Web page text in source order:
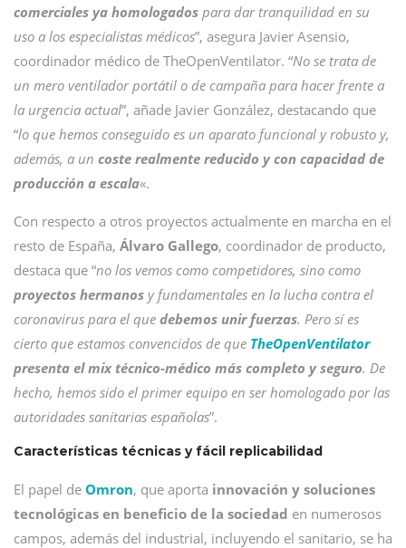
comerciales ya homologados para dar tranquilidad en su
uso a los especialistas médicos”, asegura Javier Asensio,
coordinador médico de TheOpenVentilator. “No se trata de
un mero ventilador portátil o de campaña para hacer frente a
la urgencia actual”, añade Javier González, destacando que
“lo que hemos conseguido es un aparato funcional y robusto y,
además, a un coste realmente reducido y con capacidad de
producción a escala«.
Con respecto a otros proyectos actualmente en marcha en el
resto de España, Álvaro Gallego, coordinador de producto,
destaca que “no los vemos como competidores, sino como
proyectos hermanos y fundamentales en la lucha contra el
coronavirus para el que debemos unir fuerzas. Pero sí es
cierto que estamos convencidos de que TheOpenVentilator
presenta el mix técnico-médico más completo y seguro. De
hecho, hemos sido el primer equipo en ser homologado por las
autoridades sanitarias españolas”.
Características técnicas y fácil replicabilidad
El papel de Omron, que aporta innovación y soluciones
tecnológicas en beneficio de la sociedad en numerosos
campos, además del industrial, incluyendo el sanitario, se ha